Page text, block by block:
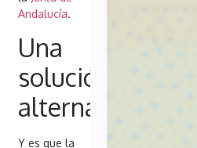
Andalucía.
Una
solución
alternativa
Y es que la